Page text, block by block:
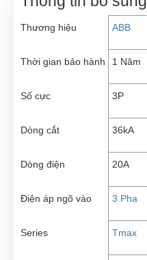
Thương hiệu ABB
Thời gian bảo hành 1 Năm
Số cực 3P
Dòng cắt 36kA
Dòng điện 20A
Điện áp ngõ vào 3 Pha
Series Tmax